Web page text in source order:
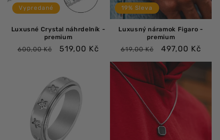
Vypredané
Luxusné Crystal náhrdelník -
premium
Bežná
600,00 Kč
Výpredajová
519,00 Kč
19% Sleva
Luxusný náramok Figaro -
premium
Bežná
619,00 Kč
Výpredajová
497,00 Kč